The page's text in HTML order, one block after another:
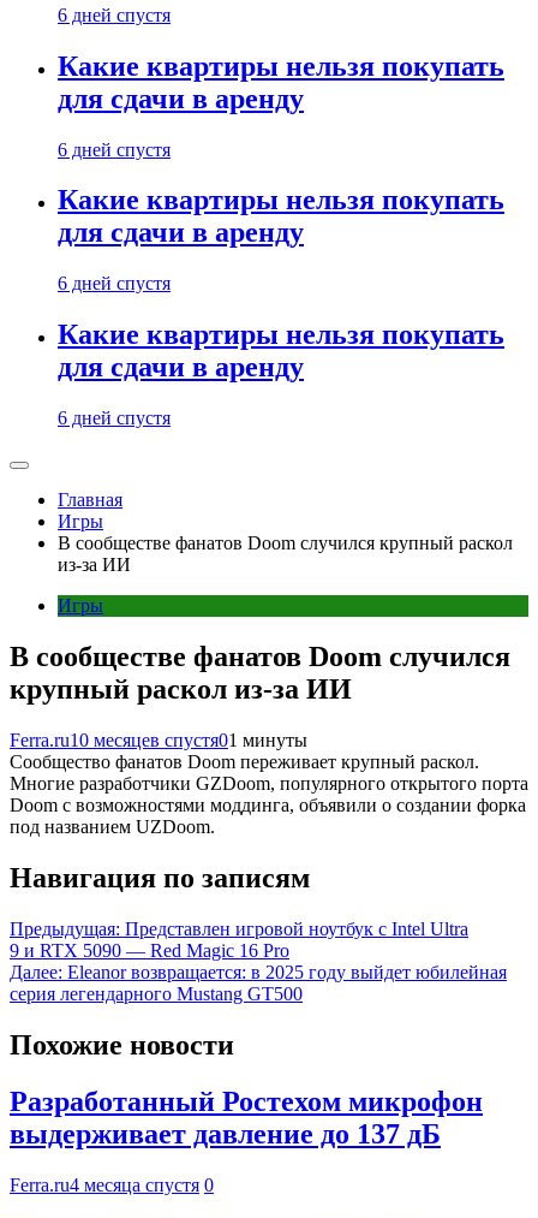
6 дней спустя
Какие квартиры нельзя покупать
для сдачи в аренду
6 дней спустя
Какие квартиры нельзя покупать
для сдачи в аренду
6 дней спустя
Какие квартиры нельзя покупать
для сдачи в аренду
6 дней спустя
Главная
Игры
В сообществе фанатов Doom случился крупный раскол
из-за ИИ
Игры
В сообществе фанатов Doom случился
крупный раскол из-за ИИ
Ferra.ru10 месяцев спустя01 минуты
Сообщество фанатов Doom переживает крупный раскол.
Многие разработчики GZDoom, популярного открытого порта
Doom с возможностями моддинга, объявили о создании форка
под названием UZDoom.
Навигация по записям
Предыдущая: Представлен игровой ноутбук с Intel Ultra
9 и RTX 5090 — Red Magic 16 Pro
Далее: Eleanor возвращается: в 2025 году выйдет юбилейная
серия легендарного Mustang GT500
Похожие новости
Разработанный Ростехом микрофон
выдерживает давление до 137 дБ
Ferra.ru4 месяца спустя 0